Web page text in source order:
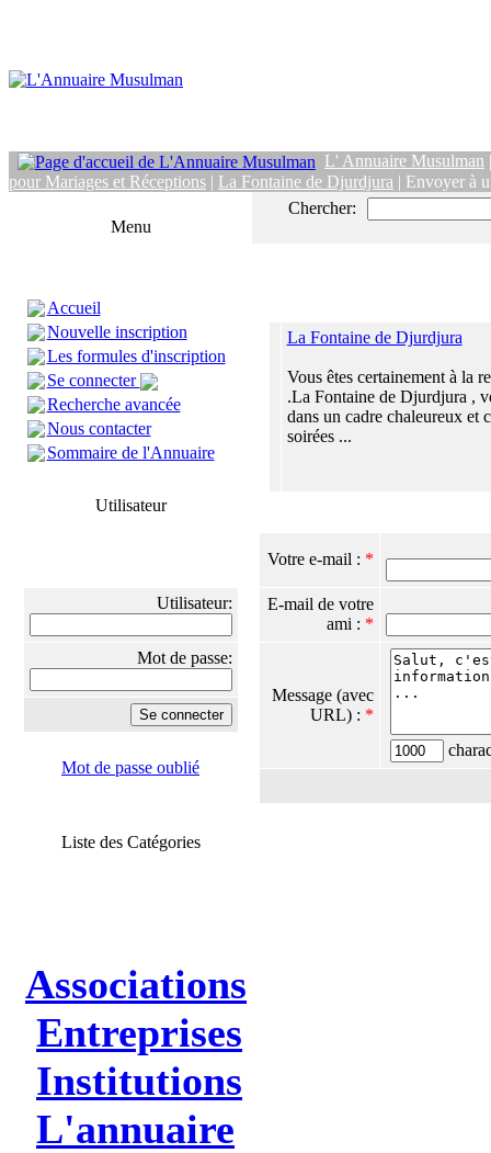
L' Annuaire Musulman
pour Mariages et Réceptions | La Fontaine de Djurdjura | Envoyer à
Menu
Accueil
Nouvelle inscription
Les formules d'inscription
Se connecter
Recherche avancée
Nous contacter
Sommaire de l'Annuaire
Utilisateur
Utilisateur:
Mot de passe:
Mot de passe oublié
Liste des Catégories
Associations
Entreprises
Institutions
L'annuaire
Chercher:
La Fontaine de Djurdjura
Vous êtes certainement à la
.La Fontaine de Djurdjura ,
dans un cadre chaleureux et
soirées ...
Votre e-mail : *
E-mail de votre
ami : *
Message (avec
URL) : *